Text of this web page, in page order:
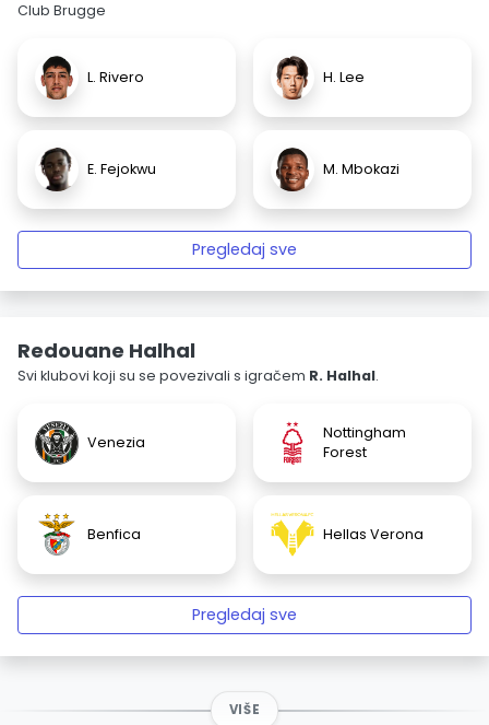
Club Brugge
L. Rivero H. Lee
E. Fejokwu M. Mbokazi
Pregledaj sve
Redouane Halhal
Svi klubovi koji su se povezivali s igračem R. Halhal.
Venezia
Nottingham
Forest
Benfica Hellas Verona
Pregledaj sve
VIŠE